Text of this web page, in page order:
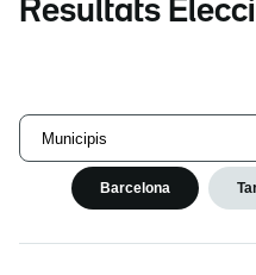
Resultats
Municipis
Barcelona